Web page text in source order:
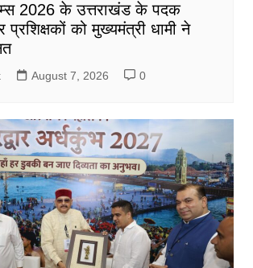
2026 के उत्तराखंड के पदक
को मुख्यमंत्री धामी ने
August 7, 2026 0